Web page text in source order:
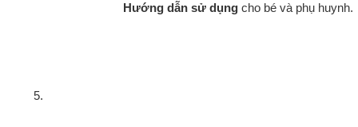
Hướng dẫn sử dụng cho bé và phụ huynh.